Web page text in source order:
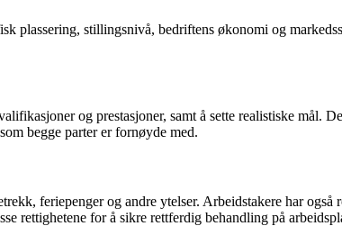
plassering, stillingsnivå, bedriftens økonomi og
og prestasjoner, samt å sette realistiske mål.
begge parter er fornøyde med.
feriepenger og andre ytelser. Arbeidstakere har
rettighetene for å sikre rettferdig behandling på